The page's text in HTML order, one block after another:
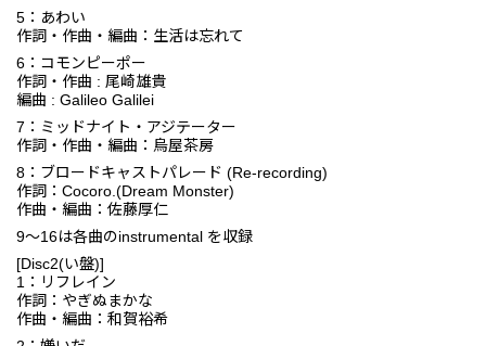
5：あわい
作詞・作曲・編曲：生活は忘れて
6：コモンピーポー
作詞・作曲 : 尾崎雄貴
編曲 : Galileo Galilei
7：ミッドナイト・アジテーター
作詞・作曲・編曲：烏屋茶房
8：ブロードキャストパレード (Re-recording)
作詞：Cocoro.(Dream Monster)
作曲・編曲：佐藤厚仁
9〜16は各曲のinstrumental を収録
[Disc2(い盤)]
1：リフレイン
作詞：やぎぬまかな
作曲・編曲：和賀裕希